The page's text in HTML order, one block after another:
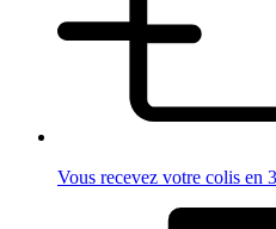
Vous recevez votre colis en